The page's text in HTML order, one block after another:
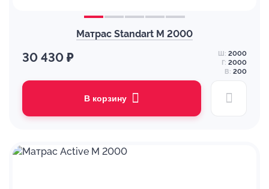
Матрас Standart M 2000
30 430 ₽ Ш: 2000
Г: 2000
В: 200
В корзину